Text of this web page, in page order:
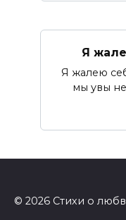
Я
Я жалею
мы увы
© 2026 Стихи о